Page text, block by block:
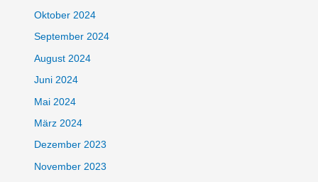
Oktober 2024
September 2024
August 2024
Juni 2024
Mai 2024
März 2024
Dezember 2023
November 2023